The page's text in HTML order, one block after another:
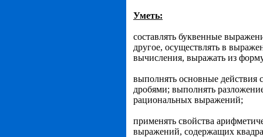
Уметь:
составлять буквенные
другое, осуществлять в
вычисления, выражать из
выполнять основные действия
дробями; выполнять
рациональных выраже­ний;
применять свойства
выраже­ний, содержащих